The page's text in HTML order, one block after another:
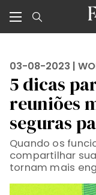
03-08-2023 |
5 dicas
reuniões
seguras
Quando os
compartilhar
tornam mais